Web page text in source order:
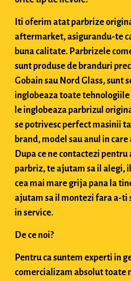
Iti oferim atat parbrize
aftermarket, asigurandu-te
buna calitate. Parbrizele
sunt produse de branduri
Gobain sau Nord Glass, sunt
inglobeaza toate tehnologiile
le inglobeaza parbrizul
se potrivesc perfect masinii
brand, model sau anul in care
Dupa ce ne contactezi pentru
parbriz, te ajutam sa il alegi,
cea mai mare grija pana la
ajutam sa il montezi fara a-ti
in service.
De ce noi?
Pentru ca suntem experti in
comercializam absolut toate